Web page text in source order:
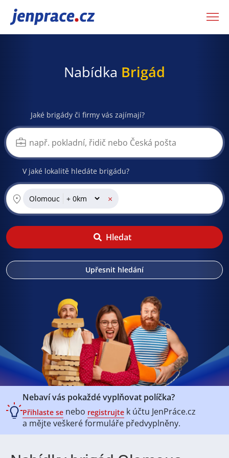
JenPráce.cz
Nabídka Brigád
Jaké brigády či firmy vás zajímají?
V jaké lokalitě hledáte brigádu?
Olomouc ×
Hledat
Upřesnit hledání
Nebaví vás pokaždé vyplňovat políčka?
Přihlaste se nebo registrujte k účtu JenPráce.cz
a mějte veškeréformuláře předvyplněny.